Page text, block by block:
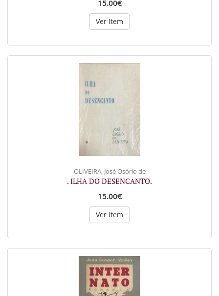
15.00€
Ver Item
OLIVEIRA, José Osório de
. ILHA DO DESENCANTO.
15.00€
Ver Item